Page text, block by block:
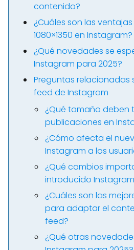
contenido?
¿Cuáles son las
1080×1350 en Instagram?
¿Qué novedades se
Instagram para 2025?
Preguntas relacionadas
feed de Instagram
¿Qué tamaño deben
publicaciones en
¿Cómo afecta el
Instagram a los
¿Qué cambios
introducido
¿Cuáles son las
para adaptar el
feed?
¿Qué otras